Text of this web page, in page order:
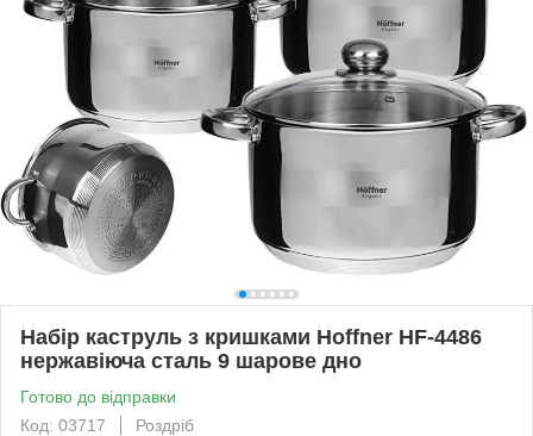
Набір каструль з кришками Hoffner HF-4486
нержавіюча сталь 9 шарове дно
Готово до відправки
Код: 03717
Роздріб